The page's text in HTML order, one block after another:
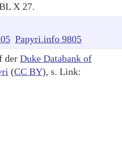
X 27.
Papyri.info 9805
der Duke Databank of
(CC BY), s. Link: